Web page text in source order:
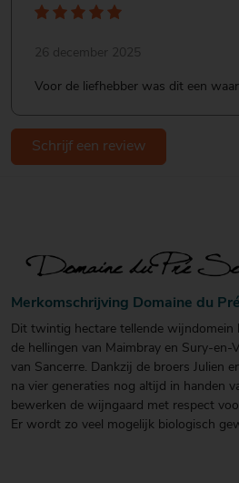
26 december 2025
Voor de liefhebber was dit een
Schrijf een review
Merkomschrijving Domaine du
Dit twintig hectare tellende wijndomein
de hellingen van Maimbray en Sury-
van Sancerre. Dankzij de broers Julien
na vier generaties nog altijd in handen
bewerken de wijngaard met respect
Er wordt zo veel mogelijk biologisch